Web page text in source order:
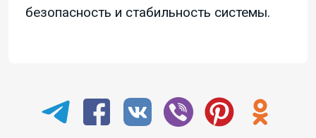
безопасность и стабильность системы.